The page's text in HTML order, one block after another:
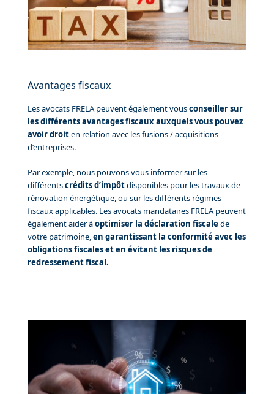
Avantages fiscaux
Les avocats FRELA peuvent également vousconseiller sur
les différents avantages fiscaux auxquels vous pouvez
avoir droiten relation avec les fusions / acquisitions
d’entreprises.
Par exemple, nous pouvons vous informer sur les
différentscrédits d’impôtdisponibles pour les travaux de
rénovation énergétique, ou sur les différents régimes
fiscaux applicables. Les avocats mandataires FRELA peuvent
également aider àoptimiser la déclaration fiscalede
votre patrimoine,en garantissant la conformité avec les
obligations fiscales et en évitant les risques de
redressement fiscal.